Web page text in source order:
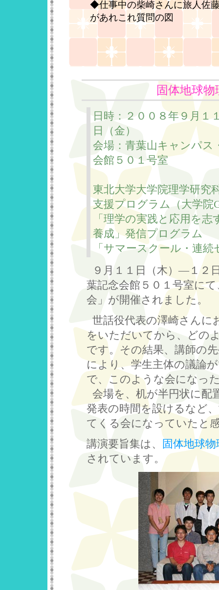
◆仕事中の柴崎さんに旅人佐
があれこれ質問の図
固体地球
日時：２００８年９月１
日（金）
会場：青葉山キャンパス
会館５０１号室
東北大学大学院理学研究
支援プログラム（大学院
「理学の実践と応用を
養成」発信プログラム
「サマースクール・連
９月１１日（木）—１２
葉記念会館５０１号室に
会」が開催されました。
世話役代表の澤崎さんに
をいただいてから、どの
です。その結果、講師の
により、学生主体の議論
で、このような会になっ
会場を、机が半円状に配
発表の時間を設けるなど
てくる会になっていたと
講演要旨集は、
固体地球
されています。